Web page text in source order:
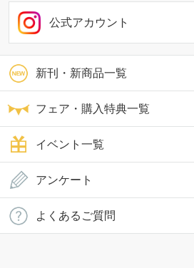
新刊・新商品一覧
フェア・購入特典一覧
イベント一覧
公式アカウント
アンケート
よくあるご質問